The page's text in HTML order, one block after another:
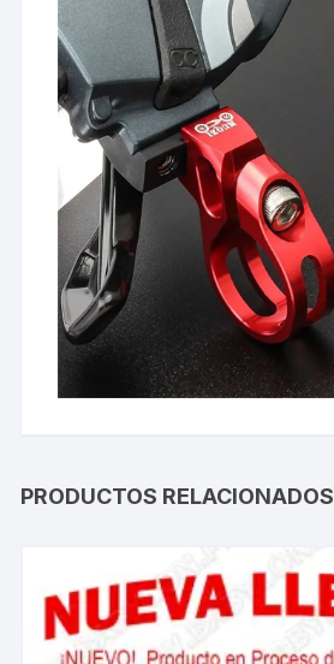
PRODUCTOS RELACIONADOS